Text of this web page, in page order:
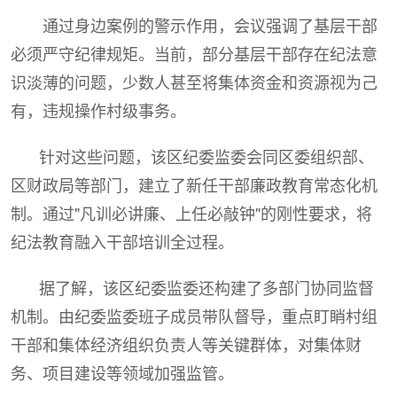
通过身边案例的警示作用，会议强调了基层干部
必须严守纪律规矩。当前，部分基层干部存在纪法意
识淡薄的问题，少数人甚至将集体资金和资源视为己
有，违规操作村级事务。
针对这些问题，该区纪委监委会同区委组织部、
区财政局等部门，建立了新任干部廉政教育常态化机
制。通过"凡训必讲廉、上任必敲钟"的刚性要求，将
纪法教育融入干部培训全过程。
据了解，该区纪委监委还构建了多部门协同监督
机制。由纪委监委班子成员带队督导，重点盯睄村组
干部和集体经济组织负责人等关键群体，对集体财
务、项目建设等领域加强监管。